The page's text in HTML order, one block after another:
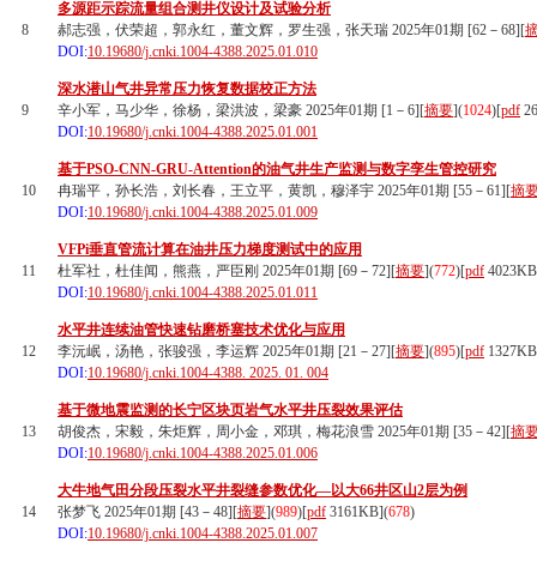
8
多源距示踪流量组合测井仪设计及试验分析
郝志强，伏荣超，郭永红，董文辉，罗生强，张天瑞 2025年01期 [62－68][
DOI:10.19680/j.cnki.1004-4388.2025.01.010
9
深水潜山气井异常压力恢复数据校正方法
辛小军，马少华，徐杨，梁洪波，梁豪 2025年01期 [1－6][摘要](1024)[pdf
DOI:10.19680/j.cnki.1004-4388.2025.01.001
10
基于PSO-CNN-GRU-Attention的油气井生产监测与数字孪生管控研究
冉瑞平，孙长浩，刘长春，王立平，黄凯，穆泽宇 2025年01期 [55－61][摘
DOI:10.19680/j.cnki.1004-4388.2025.01.009
11
VFPi垂直管流计算在油井压力梯度测试中的应用
杜军社，杜佳闻，熊燕，严臣刚 2025年01期 [69－72][摘要](772)[pdf
DOI:10.19680/j.cnki.1004-4388.2025.01.011
12
水平井连续油管快速钻磨桥塞技术优化与应用
李沅岷，汤艳，张骏强，李运辉 2025年01期 [21－27][摘要](895)[pdf
DOI:10.19680/j.cnki.1004-4388. 2025. 01. 004
13
基于微地震监测的长宁区块页岩气水平井压裂效果评估
胡俊杰，宋毅，朱炬辉，周小金，邓琪，梅花浪雪 2025年01期 [35－42][摘
DOI:10.19680/j.cnki.1004-4388.2025.01.006
14
大牛地气田分段压裂水平井裂缝参数优化—以大66井区山2层为例
张梦飞 2025年01期 [43－48][摘要](989)[pdf 3161KB](678)
DOI:10.19680/j.cnki.1004-4388.2025.01.007